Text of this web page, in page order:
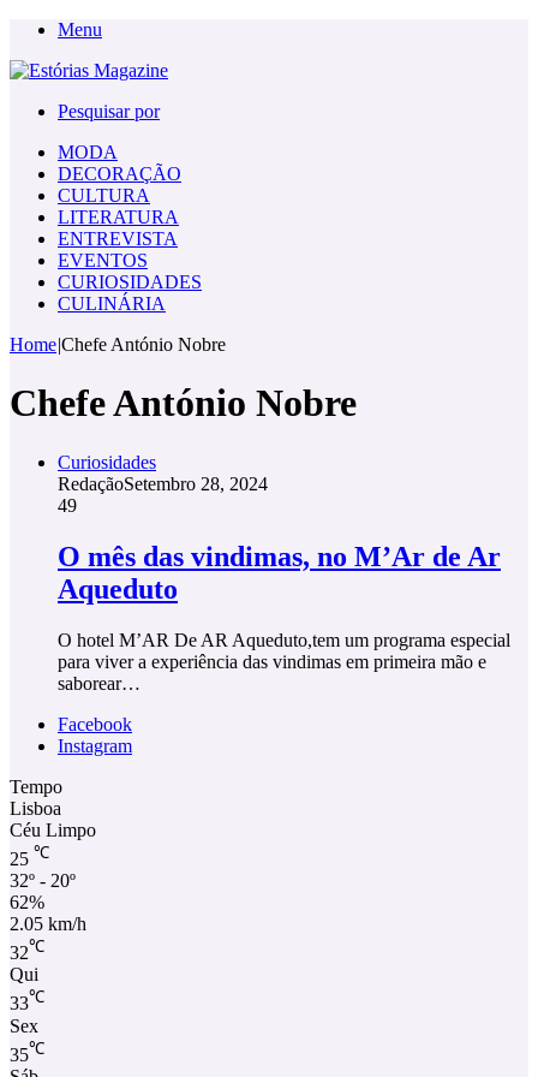
Menu
Pesquisar por
MODA
DECORAÇÃO
CULTURA
LITERATURA
ENTREVISTA
EVENTOS
CURIOSIDADES
CULINÁRIA
Home|Chefe António Nobre
Chefe António Nobre
Curiosidades
RedaçãoSetembro 28, 2024
49
O mês das vindimas, no M’Ar de Ar
Aqueduto
O hotel M’AR De AR Aqueduto,tem um programa especial
para viver a experiência das vindimas em primeira mão e
saborear…
Facebook
Instagram
Tempo
Lisboa
Céu Limpo
25 ℃
32º - 20º
62%
2.05 km/h
32℃
Qui
33℃
Sex
35℃